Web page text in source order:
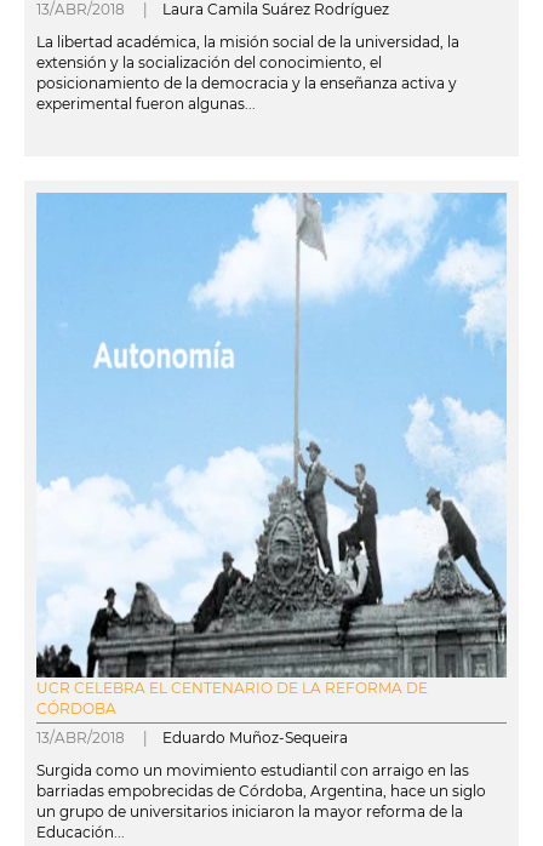
13/ABR/2018 | Laura Camila Suárez Rodríguez
La libertad académica, la misión social de la universidad, la
extensión y la socialización del conocimiento, el
posicionamiento de la democracia y la enseñanza activa y
experimental fueron algunas...
UCR CELEBRA EL CENTENARIO DE LA REFORMA DE
CÓRDOBA
13/ABR/2018 | Eduardo Muñoz-Sequeira
Surgida como un movimiento estudiantil con arraigo en las
barriadas empobrecidas de Córdoba, Argentina, hace un siglo
un grupo de universitarios iniciaron la mayor reforma de la
Educación...